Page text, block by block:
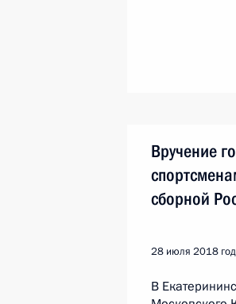
Вручение
сборной
28 июля 2018
В